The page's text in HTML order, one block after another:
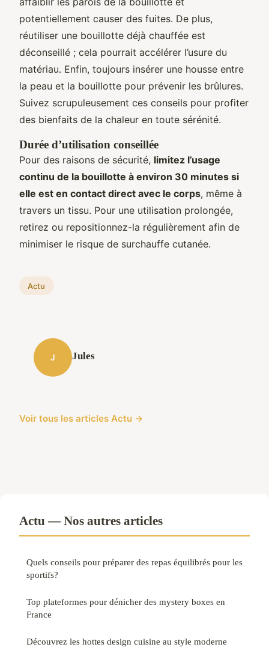
potentiellement causer des fuites. De plus,
réutiliser une bouillotte déjà chauffée est
déconseillé ; cela pourrait accélérer l’usure du
matériau. Enfin, toujours insérer une housse entre
la peau et la bouillotte pour prévenir les brûlures.
Suivez scrupuleusement ces conseils pour profiter
des bienfaits de la chaleur en toute sérénité.
Durée d’utilisation conseillée
Pour des raisons de sécurité, limitez l’usage
continu de la bouillotte à environ 30 minutes si
elle est en contact direct avec le corps, même à
travers un tissu. Pour une utilisation prolongée,
retirez ou repositionnez-la régulièrement afin de
minimiser le risque de surchauffe cutanée.
Actu
J Jules
Voir tous les articles Actu →
Actu — Nos autres articles
Quels conseils pour préparer des repas équilibrés pour les
sportifs?
Top plateformes pour dénicher des mystery boxes en
France
Découvrez les hottes design cuisine au style moderne